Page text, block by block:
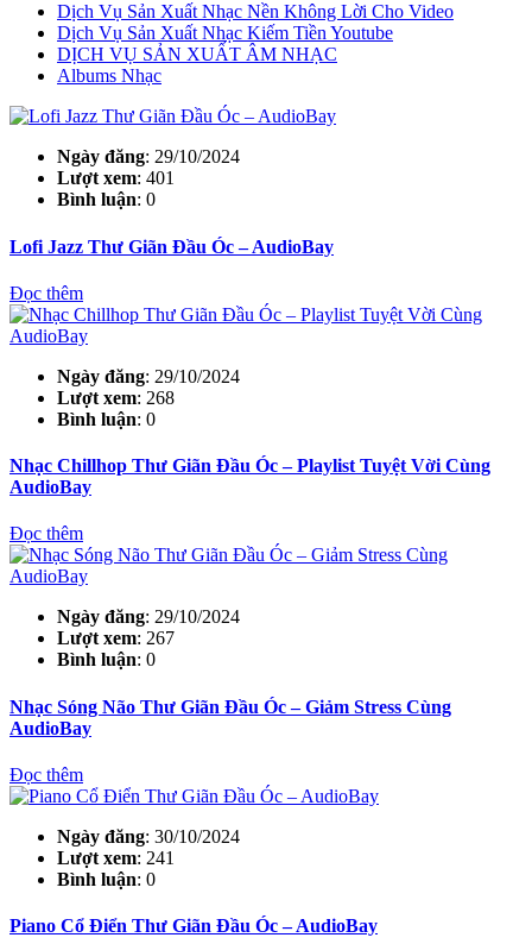
Dịch Vụ Sản Xuất Nhạc Nền Không Lời Cho Video
Dịch Vụ Sản Xuất Nhạc Kiếm Tiền Youtube
DỊCH VỤ SẢN XUẤT ÂM NHẠC
Albums Nhạc
Ngày đăng: 29/10/2024
Lượt xem: 401
Bình luận: 0
Lofi Jazz Thư Giãn Đầu Óc – AudioBay
Đọc thêm
Ngày đăng: 29/10/2024
Lượt xem: 268
Bình luận: 0
Nhạc Chillhop Thư Giãn Đầu Óc – Playlist Tuyệt Vời Cùng
AudioBay
Đọc thêm
Ngày đăng: 29/10/2024
Lượt xem: 267
Bình luận: 0
Nhạc Sóng Não Thư Giãn Đầu Óc – Giảm Stress Cùng
AudioBay
Đọc thêm
Ngày đăng: 30/10/2024
Lượt xem: 241
Bình luận: 0
Piano Cổ Điển Thư Giãn Đầu Óc – AudioBay